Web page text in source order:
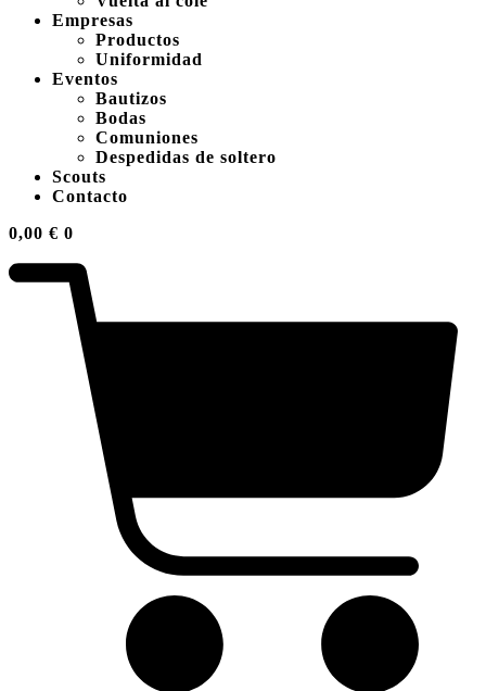
Empresas
Productos
Uniformidad
Eventos
Bautizos
Bodas
Comuniones
Despedidas de soltero
Scouts
Contacto
0,00 € 0